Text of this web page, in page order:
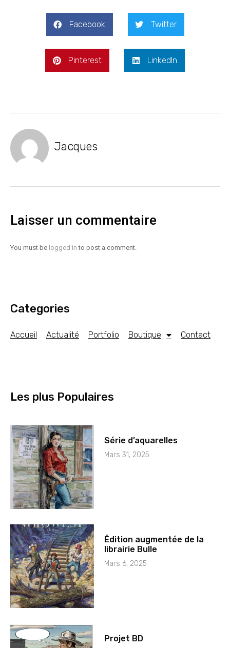
Facebook Twitter
Pinterest LinkedIn
Jacques
Laisser un commentaire
You must be logged in to post a comment.
Categories
Accueil Actualité Portfolio Boutique Contact
Les plus Populaires
Série d’aquarelles
Mars 31, 2025
Édition augmentée de la
librairie Bulle
Mars 6, 2025
Projet BD